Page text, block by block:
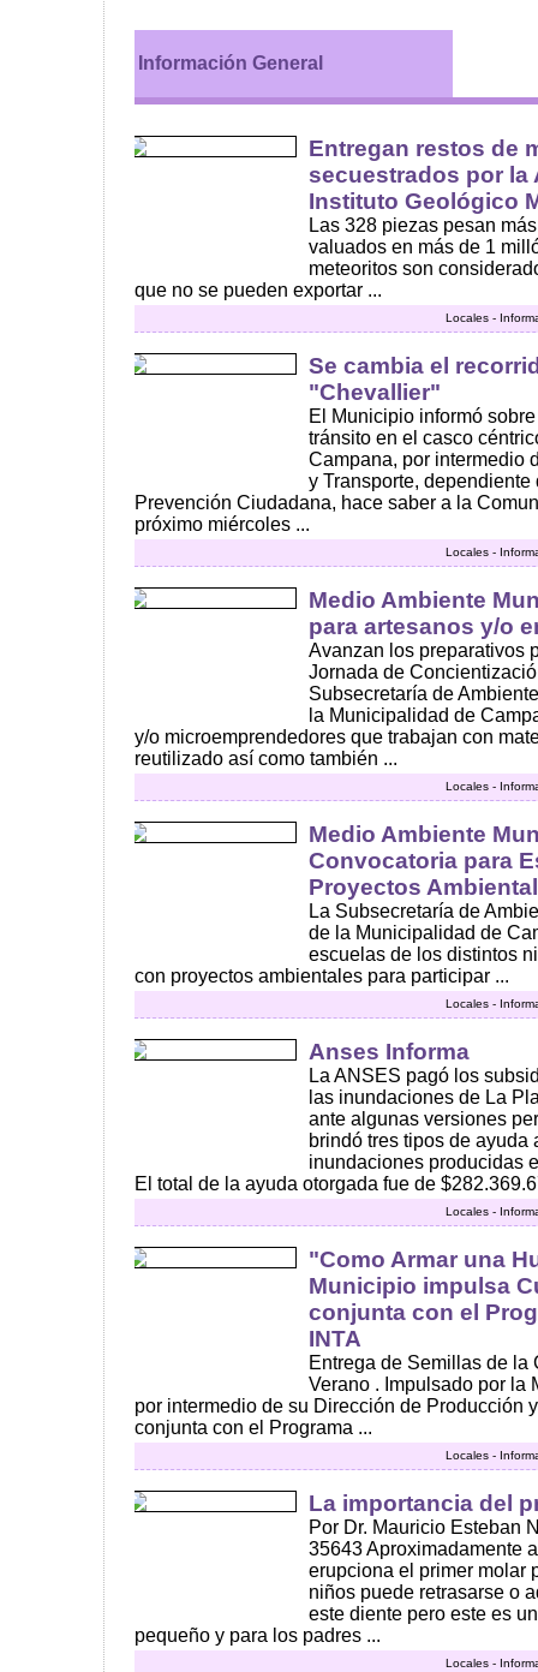
Información General
Entregan restos de
secuestrados por la
Instituto Geológico
Las 328 piezas pesan
valuados en más de 1
meteoritos son
que no se pueden exportar ...
Locales -
Se cambia el
"Chevallier"
El Municipio informó
tránsito en el casco
Campana, por intermedio
y Transporte,
Prevención Ciudadana, hace saber a la
próximo miércoles ...
Locales -
Medio Ambiente
para artesanos y/o
Avanzan los preparativos
Jornada de
Subsecretaría de
la Municipalidad de
y/o microemprendedores que trabajan con
reutilizado así como también ...
Locales -
Medio Ambiente
Convocatoria para
Proyectos
La Subsecretaría de
de la Municipalidad de
escuelas de los distintos
con proyectos ambientales para participar ...
Locales -
Anses Informa
La ANSES pagó los
las inundaciones de La
ante algunas versiones
brindó tres tipos de
inundaciones producidas
El total de la ayuda otorgada fue de
Locales -
"Como Armar una
Municipio impulsa
conjunta con el
INTA
Entrega de Semillas de la
Verano . Impulsado por la
por intermedio de su Dirección de Producción
conjunta con el Programa ...
Locales -
La importancia del
Por Dr. Mauricio Esteban
35643 Aproximadamente
erupciona el primer molar
niños puede retrasarse o
este diente pero este es
pequeño y para los padres ...
Locales -